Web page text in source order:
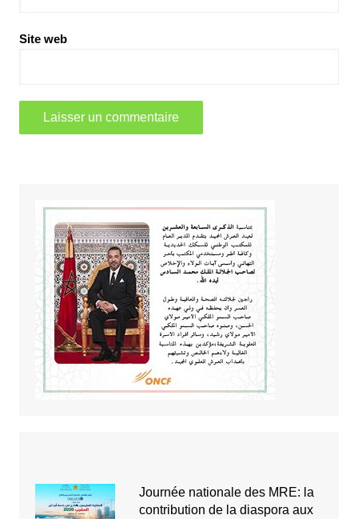
Site web
Journée nationale des MRE: la
contribution de la diaspora aux